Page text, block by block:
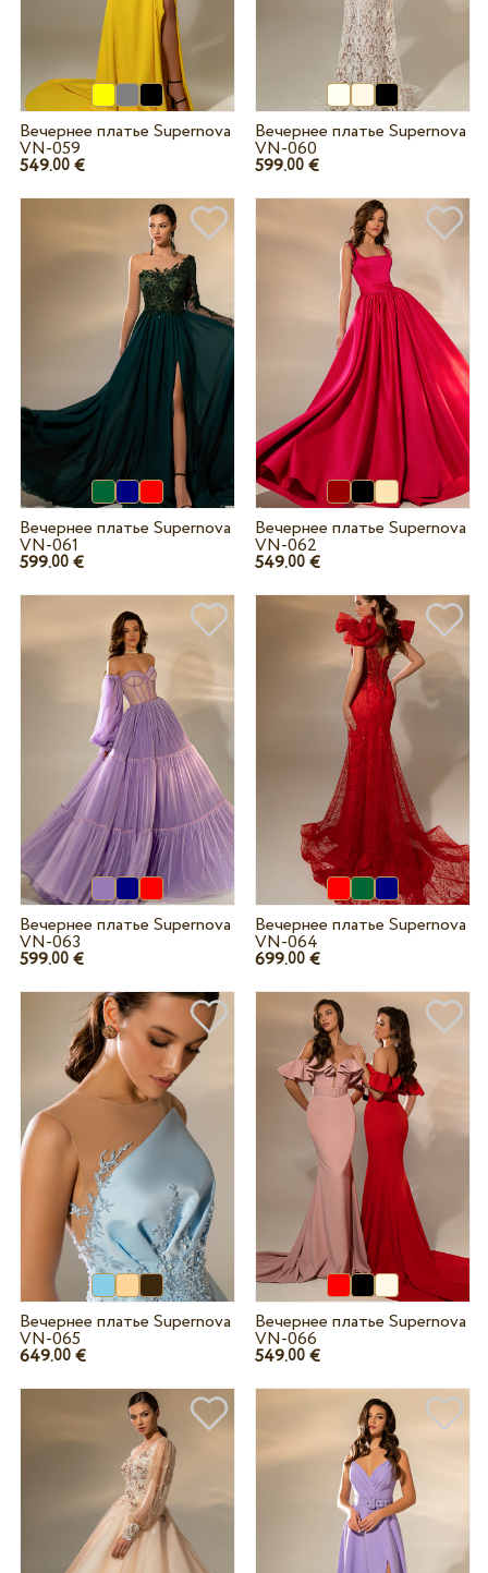
Вечернее платье Supernova
VN-059
549.00€
Вечернее платье Supernova
VN-060
599.00 €
Вечернее платье Supernova
VN-061
599.00€
Вечернее платье Supernova
VN-062
549.00 €
Вечернее платье Supernova
VN-063
599.00€
Вечернее платье Supernova
VN-064
699.00 €
Вечернее платье Supernova
VN-065
649.00€
Вечернее платье Supernova
VN-066
549.00 €